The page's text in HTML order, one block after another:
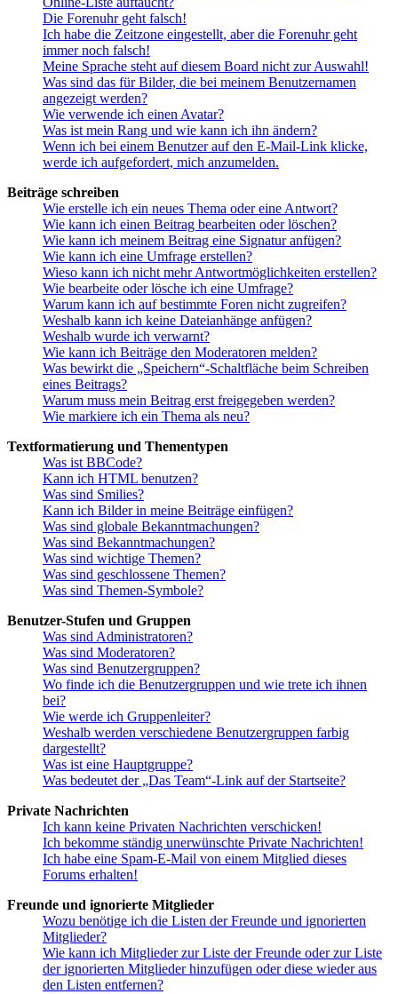
Die Forenuhr geht falsch!
Ich habe die Zeitzone eingestellt, aber die Forenuhr geht
immer noch falsch!
Meine Sprache steht auf diesem Board nicht zur Auswahl!
Was sind das für Bilder, die bei meinem Benutzernamen
angezeigt werden?
Wie verwende ich einen Avatar?
Was ist mein Rang und wie kann ich ihn ändern?
Wenn ich bei einem Benutzer auf den E-Mail-Link klicke,
werde ich aufgefordert, mich anzumelden.
Beiträge schreiben
Wie erstelle ich ein neues Thema oder eine Antwort?
Wie kann ich einen Beitrag bearbeiten oder löschen?
Wie kann ich meinem Beitrag eine Signatur anfügen?
Wie kann ich eine Umfrage erstellen?
Wieso kann ich nicht mehr Antwortmöglichkeiten erstellen?
Wie bearbeite oder lösche ich eine Umfrage?
Warum kann ich auf bestimmte Foren nicht zugreifen?
Weshalb kann ich keine Dateianhänge anfügen?
Weshalb wurde ich verwarnt?
Wie kann ich Beiträge den Moderatoren melden?
Was bewirkt die „Speichern“-Schaltfläche beim Schreiben
eines Beitrags?
Warum muss mein Beitrag erst freigegeben werden?
Wie markiere ich ein Thema als neu?
Textformatierung und Thementypen
Was ist BBCode?
Kann ich HTML benutzen?
Was sind Smilies?
Kann ich Bilder in meine Beiträge einfügen?
Was sind globale Bekanntmachungen?
Was sind Bekanntmachungen?
Was sind wichtige Themen?
Was sind geschlossene Themen?
Was sind Themen-Symbole?
Benutzer-Stufen und Gruppen
Was sind Administratoren?
Was sind Moderatoren?
Was sind Benutzergruppen?
Wo finde ich die Benutzergruppen und wie trete ich ihnen
bei?
Wie werde ich Gruppenleiter?
Weshalb werden verschiedene Benutzergruppen farbig
dargestellt?
Was ist eine Hauptgruppe?
Was bedeutet der „Das Team“-Link auf der Startseite?
Private Nachrichten
Ich kann keine Privaten Nachrichten verschicken!
Ich bekomme ständig unerwünschte Private Nachrichten!
Ich habe eine Spam-E-Mail von einem Mitglied dieses
Forums erhalten!
Freunde und ignorierte Mitglieder
Wozu benötige ich die Listen der Freunde und ignorierten
Mitglieder?
Wie kann ich Mitglieder zur Liste der Freunde oder zur Liste
der ignorierten Mitglieder hinzufügen oder diese wieder aus
den Listen entfernen?